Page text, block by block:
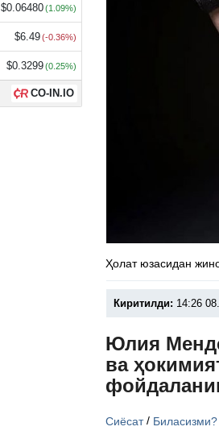
$0.06480 (1.09%)
$6.49 (-0.36%)
$0.3299 (0.25%)
CO-IN.IO
Ҳолат юзасидан
Киритилди: 14:26
Юлия
ва
Сиёсат/ Биласизми?